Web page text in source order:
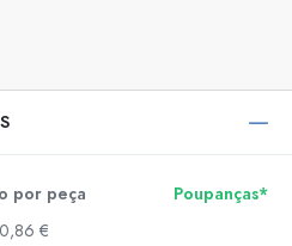
por peça
Poupanças*
0,86 €